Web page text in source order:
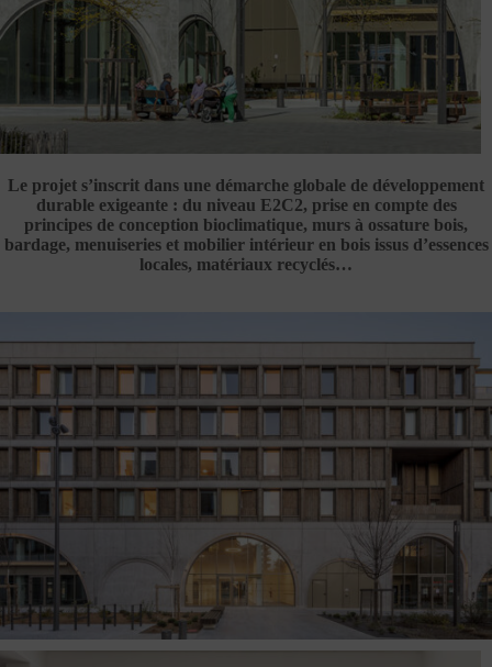
Le projet s’inscrit dans une démarche globale de développement
durable exigeante : du niveau E2C2, prise en compte des
principes de conception bioclimatique, murs à ossature bois,
bardage, menuiseries et mobilier intérieur en bois issus d’essences
locales, matériaux recyclés…